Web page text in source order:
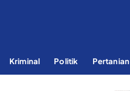
Kriminal Politik Pertanian